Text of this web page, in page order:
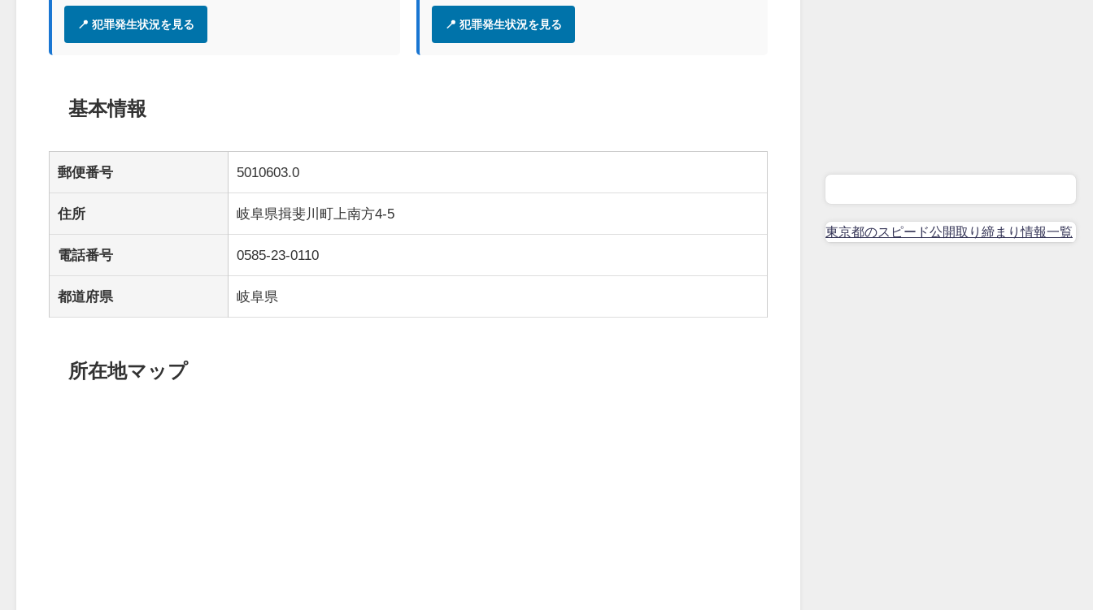
📍 犯罪発生状況を見る 📍 犯罪発生状況を見る
基本情報
郵便番号 5010603.0
住所 岐阜県揖斐川町上南方4-5
電話番号 0585-23-0110
都道府県 岐阜県
所在地マップ
東京都のスピード公開取り締まり情報一覧